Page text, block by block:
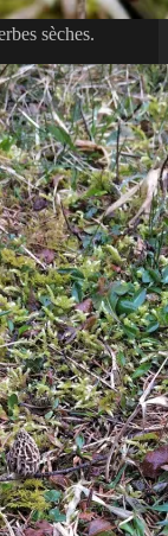
sèches.